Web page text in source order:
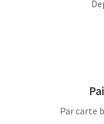
Par carte